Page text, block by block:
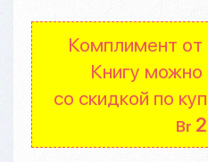
Комплимент от
Книгу можно
со скидкой по
Br